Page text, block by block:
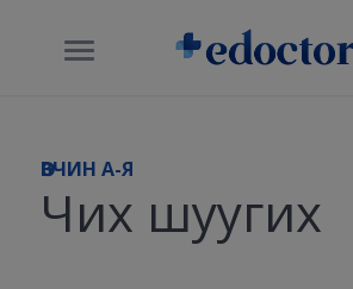
ӨВЧИН A-Я
Чих шуугих